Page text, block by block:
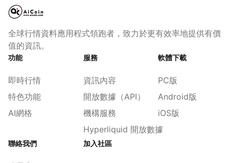
全球行情資料應用程式領跑者，致力於更有效率地提供有價
值的資訊。
功能
即時行情
特色功能
AI網格
服務
資訊內容
開放數據（API）
機構服務
Hyperliquid 開放數據
軟體下載
PC版
Android版
iOS版
聯絡我們 加入社區